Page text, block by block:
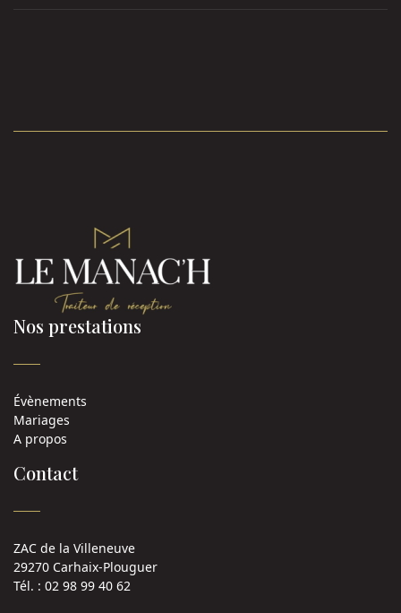
Nos prestations
Évènements
Mariages
A propos
Contact
ZAC de la Villeneuve
29270 Carhaix-Plouguer
Tél. : 02 98 99 40 62